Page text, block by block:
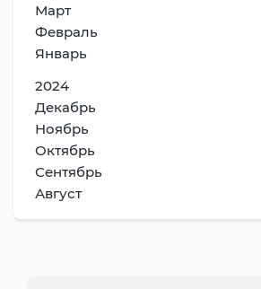
Март
Февраль
Январь
2024
Декабрь
Ноябрь
Октябрь
Сентябрь
Август